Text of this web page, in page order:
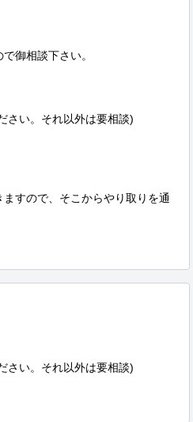
御相談下さい。
さい。それ以外は要相談)
すので、そこからやり取りを通
さい。それ以外は要相談)